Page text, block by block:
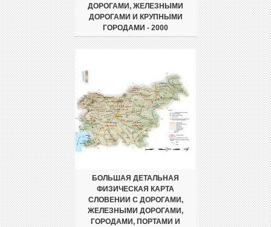
ДОРОГАМИ, ЖЕЛЕЗНЫМИ
ДОРОГАМИ И КРУПНЫМИ
ГОРОДАМИ - 2000
БОЛЬШАЯ ДЕТАЛЬНАЯ
ФИЗИЧЕСКАЯ КАРТА
СЛОВЕНИИ С ДОРОГАМИ,
ЖЕЛЕЗНЫМИ ДОРОГАМИ,
ГОРОДАМИ, ПОРТАМИ И